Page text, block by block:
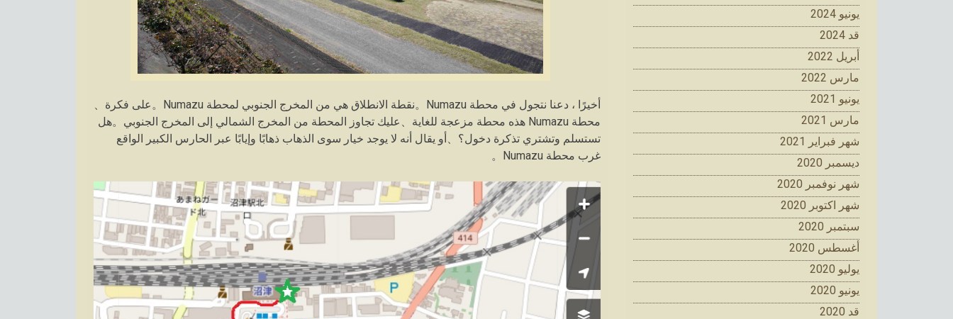
أخيرًا ، دعنا نتجول في محطة Numazu。نقطة الانطلاق هي من المخرج الجنوبي لمحطة Numazu。على فكرة、
محطة Numazu هذه محطة مزعجة للغاية、عليك تجاوز المحطة من المخرج الشمالي إلى المخرج الجنوبي。هل
تستسلم وتشتري تذكرة دخول؟、أو يقال أنه لا يوجد خيار سوى الذهاب ذهابًا وإيابًا عبر الحارس الكبير الواقع
غرب محطة Numazu。
يونيو 2024
قد 2024
أبريل 2022
مارس 2022
يونيو 2021
مارس 2021
شهر فبراير 2021
ديسمبر 2020
شهر نوفمبر 2020
شهر اكتوبر 2020
سبتمبر 2020
أغسطس 2020
يوليو 2020
يونيو 2020
قد 2020